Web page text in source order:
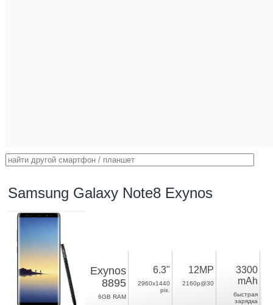
Samsung Galaxy Note8 Exynos
Exynos
8895
6GB RAM
6.3"
2960x1440
pix.
12MP
2160p@30
3300
mAh
быстрая
зарядка